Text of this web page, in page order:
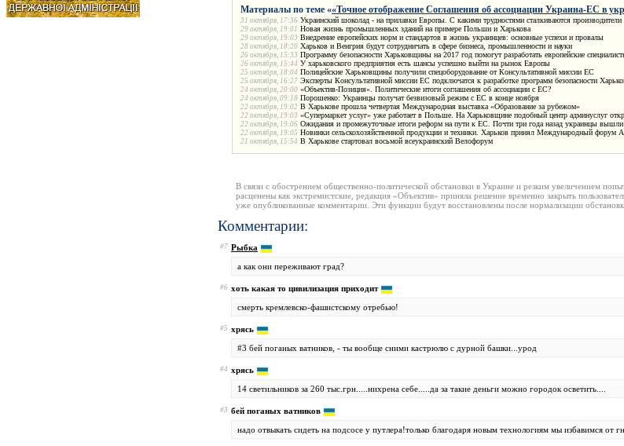
Материалы по теме ««Точное отображение Соглашения об ассоциации Украина-ЕС в
31 октября, 17:36 Украинский шоколад - на прилавки Европы. С какими трудностями сталкиваются производители
29 октября, 19:01 Новая жизнь промышленных зданий на примере Польши и Харькова
29 октября, 19:03 Внедрение европейских норм и стандартов в жизнь украинцев: основные успехи и провалы
28 октября, 18:20 Харьков и Венгрия будут сотрудничать в сфере бизнеса, промышленности и науки
26 октября, 15:33 Программу безопасности Харьковщины на 2017 год помогут разработать европейские
26 октября, 15:44 У харьковского предприятия есть шансы успешно выйти на рынок Европы
25 октября, 18:04 Полицейские Харьковщины получили спецоборудование от Консультативной миссии ЕС
25 октября, 16:27 Эксперты Консультативной миссии ЕС подключатся к разработке программ безопасности
24 октября, 20:00 «Объектив-Позиция». Политические итоги соглашения об ассоциации с ЕС?
24 октября, 09:18 Порошенко: Украинцы получат безвизовый режим с ЕС в конце ноября
22 октября, 19:02 В Харькове прошла четвертая Международная выставка «Образование за рубежом»
22 октября, 19:03 «Супермаркет услуг» уже работает в Польше. На Харьковщине подобный центр админуслуг
22 октября, 19:06 Ожидания и промежуточные итоги реформ на пути к ЕС. Почти три года назад украинцы
22 октября, 19:05 Новинки сельскохозяйственной продукции и техники. Харьков принял Международный форум
21 октября, 15:54 В Харькове стартовал восьмой всеукраинский Велофорум
В связи с обострением общественно-политической обстановки в Украине и резким увеличением
расценены как экстремистские, редакция «Объектив» приняла решение временно закрыть
уже опубликованные комментарии. Эти функции будут восстановлены после нормализации
Комментарии:
#7 Рыбка
а как они переживают град?
#6 хоть какая то цивилизация приходит
смерть кремлевско-фашистскому отребью!
#5 хрясь
#3 бей поганых ватников, - ты вообще сними кастрюлю с дурной башки...урод
#4 хрясь
14 светильников за 260 тыс.грн.....нихрена себе.....да за такие деньги можно городок осветить....
#3 бей поганых ватников
надо отвыкать сидеть на подсосе у путлера!только благодаря новым технологиям мы избавимся от